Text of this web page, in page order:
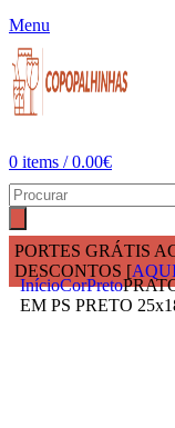
Menu
0 items / 0.00€
PORTES GRÁTIS
DESCONTOS [
InícioCorPreto
EM PS PRETO